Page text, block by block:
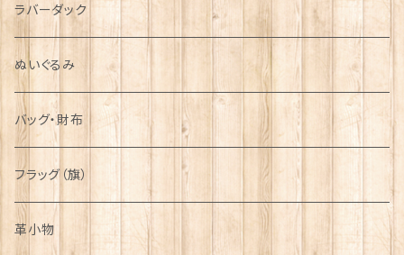
ラバーダック
ぬいぐるみ
バッグ・財布
フラッグ（旗）
革小物